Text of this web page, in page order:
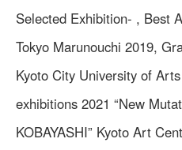
Selected Exhibition- , Best
Tokyo Marunouchi 2019,
Kyoto City University of
exhibitions 2021 “New
KOBAYASHI” Kyoto Art